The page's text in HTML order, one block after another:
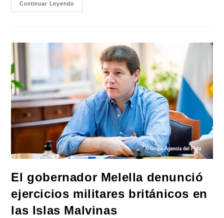
Continuar Leyendo
A
Obstaculizar
Las
Investigaciones
Sobre
Los
Crímenes
De
Lesa
Humanidad
De
La
Dictadura
El gobernador Melella denunció
ejercicios militares británicos en
las Islas Malvinas